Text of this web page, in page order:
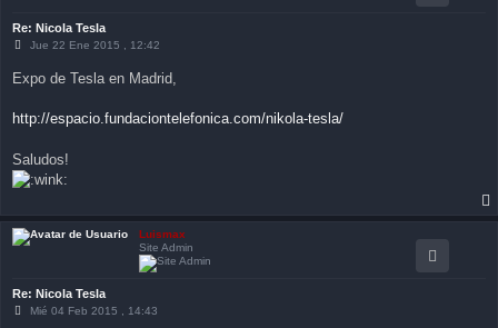
Re: Nicola Tesla
M
s
e
Jue 22 Ene 2015 , 12:42
Expo de Tesla en Madrid,
http://espacio.fundaciontelefonica.com/nikola-tesla/
Saludos!
Luismax
Site Admin
Re: Nicola Tesla
MMié 04 Feb 2015 , 14:43